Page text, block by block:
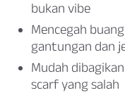
bukan vibe
Mencegah
gantungan dan
Mudah
scarf yang salah